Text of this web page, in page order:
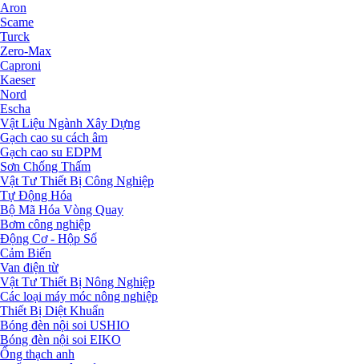
Aron
Scame
Turck
Zero-Max
Caproni
Kaeser
Nord
Escha
Vật Liệu Ngành Xây Dựng
Gạch cao su cách âm
Gạch cao su EDPM
Sơn Chống Thấm
Vật Tư Thiết Bị Công Nghiệp
Tự Động Hóa
Bộ Mã Hóa Vòng Quay
Bơm công nghiệp
Động Cơ - Hộp Số
Cảm Biến
Van điện từ
Vật Tư Thiết Bị Nông Nghiệp
Các loại máy móc nông nghiệp
Thiết Bị Diệt Khuẩn
Bóng đèn nội soi USHIO
Bóng đèn nội soi EIKO
Ống thạch anh